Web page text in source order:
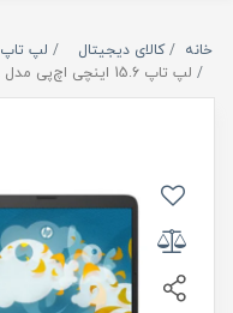
خانه کالای دیجیتال لپ تاپ
لپ تاپ 15.6 اینچی اچ‌پی مدل HP 15-Dw3683nia